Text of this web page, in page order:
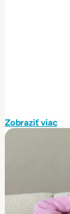
Zobraziť viac